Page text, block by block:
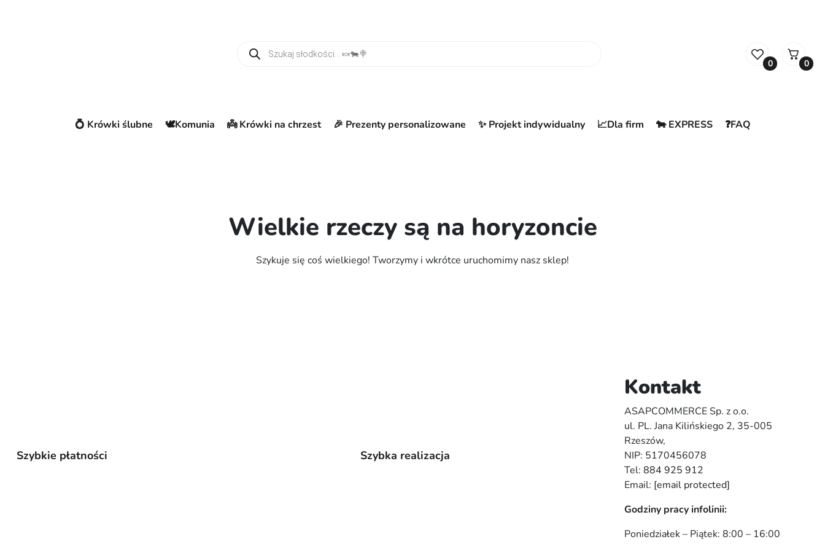
0 0
💍 Krówki ślubne 🕊️Komunia 👼 Krówki na chrzest 🎉 Prezenty personalizowane ✨ Projekt indywidualny 📈Dla firm 🐄 EXPRESS ❓FAQ
Wielkie rzeczy są na horyzoncie
Szykuje się coś wielkiego! Tworzymy i wkrótce uruchomimy nasz sklep!
Szybkie płatności Szybka realizacja
Kontakt
ASAPCOMMERCE Sp. z o.o.
ul. PL. Jana Kilińskiego 2, 35-005
Rzeszów,
NIP: 5170456078
Tel: 884 925 912
Email: [email protected]
Godziny pracy infolinii:
Poniedziałek – Piątek: 8:00 – 16:00